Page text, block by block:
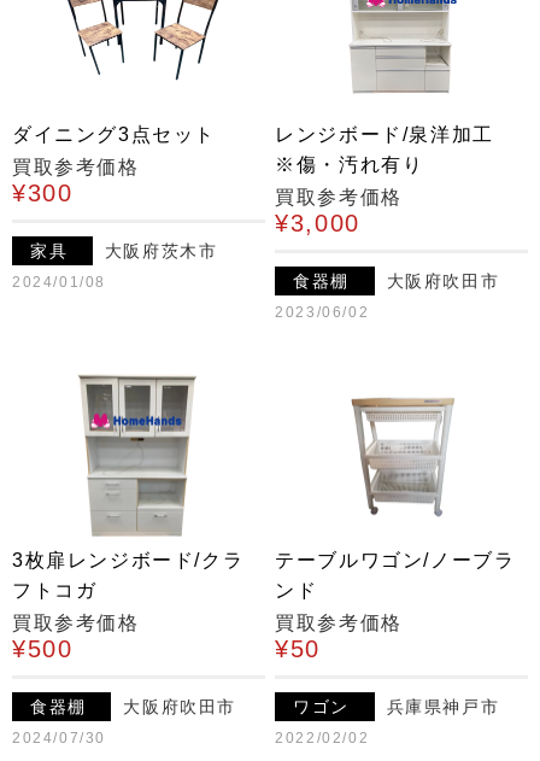
ダイニング3点セット
買取参考価格
¥300
家具 大阪府茨木市
2024/01/08
レンジボード/泉洋加工
※傷・汚れ有り
買取参考価格
¥3,000
食器棚 大阪府吹田市
2023/06/02
3枚扉レンジボード/クラ
フトコガ
買取参考価格
¥500
食器棚 大阪府吹田市
2024/07/30
テーブルワゴン/ノーブラ
ンド
買取参考価格
¥50
ワゴン 兵庫県神戸市
2022/02/02